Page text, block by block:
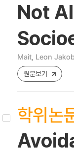
Not
Mait, Leon
원문보기
학위논